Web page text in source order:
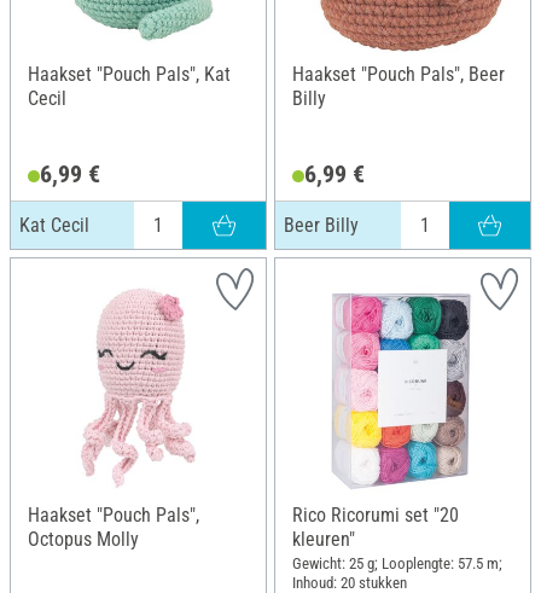
Haakset "Pouch Pals", Kat
Cecil
6,99 €
Kat Cecil
Haakset "Pouch Pals", Beer
Billy
6,99 €
Beer Billy
Haakset "Pouch Pals",
Octopus Molly
Rico Ricorumi set "20
kleuren"
Gewicht: 25 g; Looplengte: 57.5 m;
Inhoud: 20 stukken